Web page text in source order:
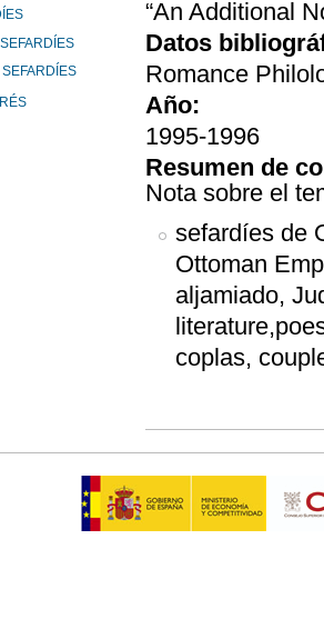
“An Additional
Datos
Romance
Año:
1995-1996
Resumen de
Nota sobre el
sefardíes de
Ottoman
aljamiado,
coplas,